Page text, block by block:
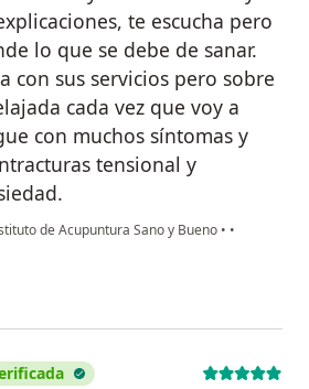
te escucha pero
lo que se debe de sanar.
con sus servicios pero sobre
cada vez que voy a
con muchos síntomas y
tensional y
de Acupuntura Sano y Bueno • •
de la Cruz